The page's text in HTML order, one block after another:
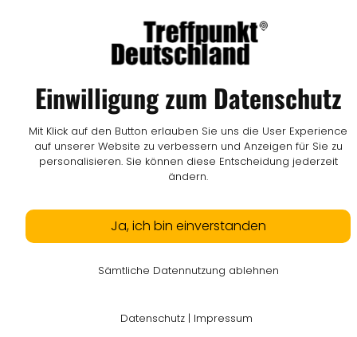
Einwilligung zum Datenschutz
Mit Klick auf den Button erlauben Sie uns die User Experience
auf unserer Website zu verbessern und Anzeigen für Sie zu
personalisieren. Sie können diese Entscheidung jederzeit
ändern.
Ja, ich bin einverstanden
Sämtliche Datennutzung ablehnen
Datenschutz | Impressum